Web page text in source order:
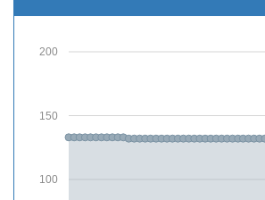
100
150
200